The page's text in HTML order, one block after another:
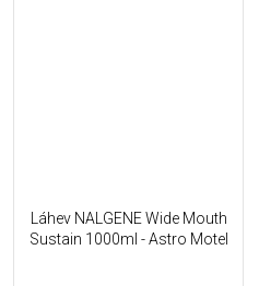
Láhev NALGENE Wide Mouth
Sustain 1000ml - Astro Motel